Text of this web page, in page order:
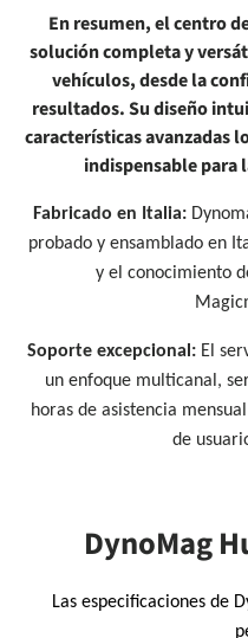
En resumen, el centro
solución completa y
vehículos, desde la
resultados. Su diseño
características avanzadas
indispensable para
Fabricado en Italia:
probado y ensamblado en
y el conocimiento
Soporte excepcional:El
un enfoque multicanal,
horas de asistencia
de
DynoMag
Las especificaciones de